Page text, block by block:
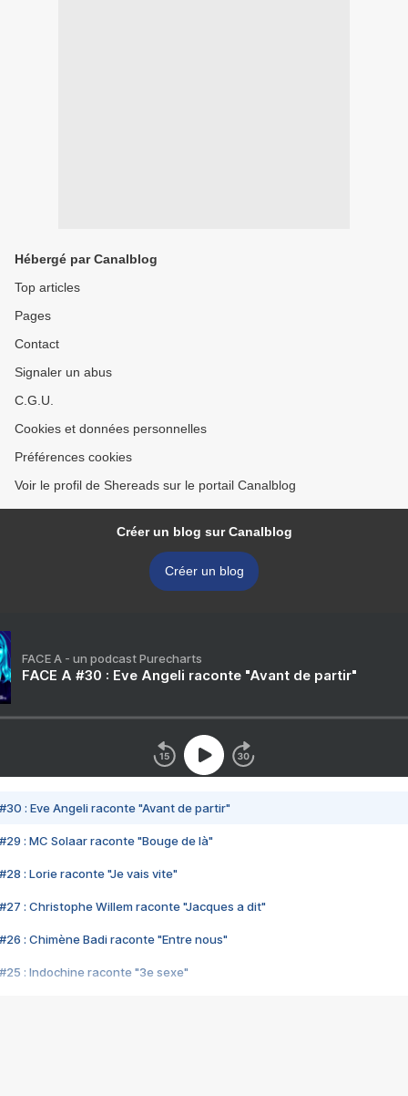
Hébergé par Canalblog
Top articles
Pages
Contact
Signaler un abus
C.G.U.
Cookies et données personnelles
Préférences cookies
Voir le profil de Shereads sur le portail Canalblog
Créer un blog sur Canalblog
Créer un blog
FACE A - un podcast Purecharts
FACE A #30 : Eve Angeli raconte "Avant de partir"
#30 : Eve Angeli raconte "Avant de partir"
#29 : MC Solaar raconte "Bouge de là"
#28 : Lorie raconte "Je vais vite"
#27 : Christophe Willem raconte "Jacques a dit"
#26 : Chimène Badi raconte "Entre nous"
#25 : Indochine raconte "3e sexe"